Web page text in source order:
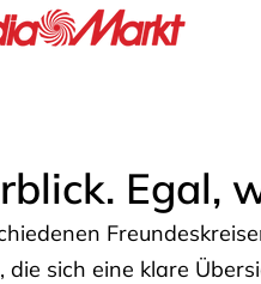
Egal,
die sich eine klare